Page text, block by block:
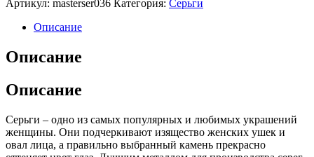
Артикул: masterser036 Категория: Серьги
Описание
Описание
Описание
Серьги – одно из самых популярных и любимых украшений
женщины. Они подчеркивают изящество женских ушек и
овал лица, а правильно выбранный камень прекрасно